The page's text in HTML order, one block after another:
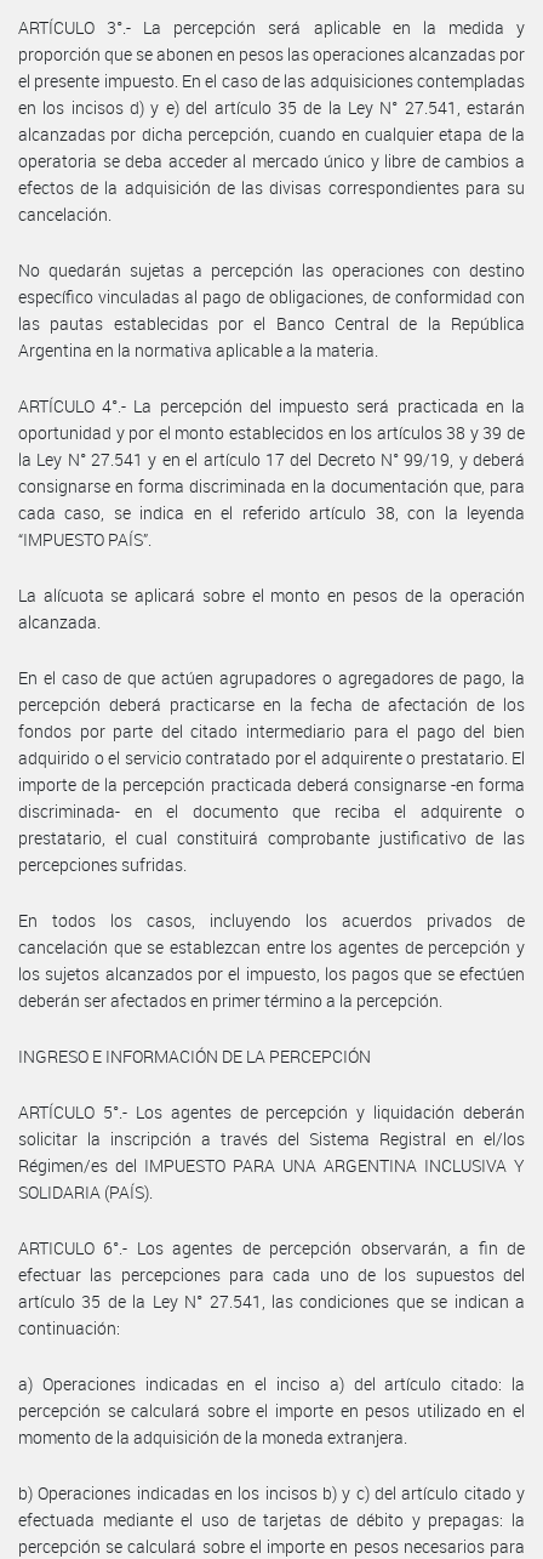
ARTÍCULO 3°.- La percepción será aplicable en la medida y
proporción que se abonen en pesos las operaciones alcanzadas por
el presente impuesto. En el caso de las adquisiciones contempladas
en los incisos d) y e) del artículo 35 de la Ley N° 27.541, estarán
alcanzadas por dicha percepción, cuando en cualquier etapa de la
operatoria se deba acceder al mercado único y libre de cambios a
efectos de la adquisición de las divisas correspondientes para su
cancelación.
No quedarán sujetas a percepción las operaciones con destino
específico vinculadas al pago de obligaciones, de conformidad con
las pautas establecidas por el Banco Central de la República
Argentina en la normativa aplicable a la materia.
ARTÍCULO 4°.- La percepción del impuesto será practicada en la
oportunidad y por el monto establecidos en los artículos 38 y 39 de
la Ley N° 27.541 y en el artículo 17 del Decreto N° 99/19, y deberá
consignarse en forma discriminada en la documentación que, para
cada caso, se indica en el referido artículo 38, con la leyenda
“IMPUESTO PAÍS”.
La alícuota se aplicará sobre el monto en pesos de la operación
alcanzada.
En el caso de que actúen agrupadores o agregadores de pago, la
percepción deberá practicarse en la fecha de afectación de los
fondos por parte del citado intermediario para el pago del bien
adquirido o el servicio contratado por el adquirente o prestatario. El
importe de la percepción practicada deberá consignarse -en forma
discriminada- en el documento que reciba el adquirente o
prestatario, el cual constituirá comprobante justificativo de las
percepciones sufridas.
En todos los casos, incluyendo los acuerdos privados de
cancelación que se establezcan entre los agentes de percepción y
los sujetos alcanzados por el impuesto, los pagos que se efectúen
deberán ser afectados en primer término a la percepción.
INGRESO E INFORMACIÓN DE LA PERCEPCIÓN
ARTÍCULO 5°.- Los agentes de percepción y liquidación deberán
solicitar la inscripción a través del Sistema Registral en el/los
Régimen/es del IMPUESTO PARA UNA ARGENTINA INCLUSIVA Y
SOLIDARIA (PAÍS).
ARTICULO 6°.- Los agentes de percepción observarán, a fin de
efectuar las percepciones para cada uno de los supuestos del
artículo 35 de la Ley N° 27.541, las condiciones que se indican a
continuación:
a) Operaciones indicadas en el inciso a) del artículo citado: la
percepción se calculará sobre el importe en pesos utilizado en el
momento de la adquisición de la moneda extranjera.
b) Operaciones indicadas en los incisos b) y c) del artículo citado y
efectuada mediante el uso de tarjetas de débito y prepagas: la
percepción se calculará sobre el importe en pesos necesarios para